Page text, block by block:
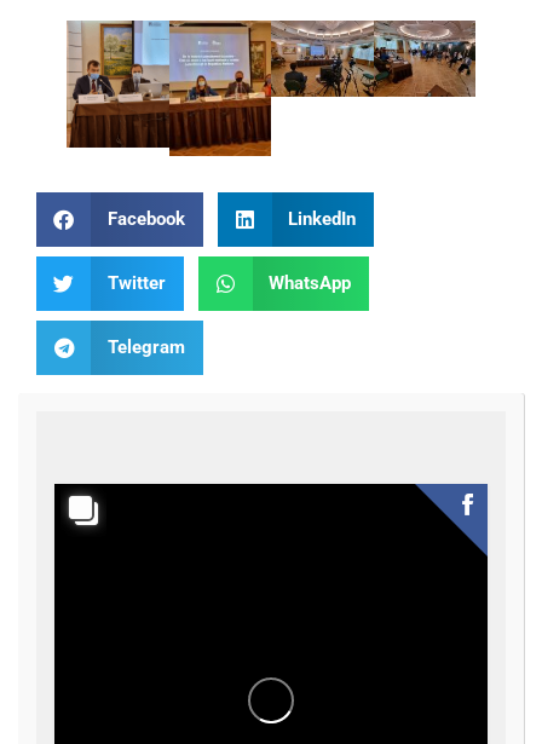
Facebook LinkedIn
Twitter WhatsApp
Telegram